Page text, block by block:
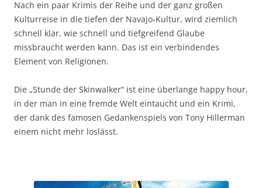
Nach ein paar Krimis der Reihe und der ganz großen
Kulturreise in die tiefen der Navajo-Kultur, wird ziemlich
schnell klar, wie schnell und tiefgreifend Glaube
missbraucht werden kann. Das ist ein verbindendes
Element von Religionen.
Die „Stunde der Skinwalker“ ist eine überlange happy hour,
in der man in eine fremde Welt eintaucht und ein Krimi,
der dank des famosen Gedankenspiels von Tony Hillerman
einem nicht mehr loslässt.